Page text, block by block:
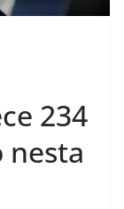
234
nesta